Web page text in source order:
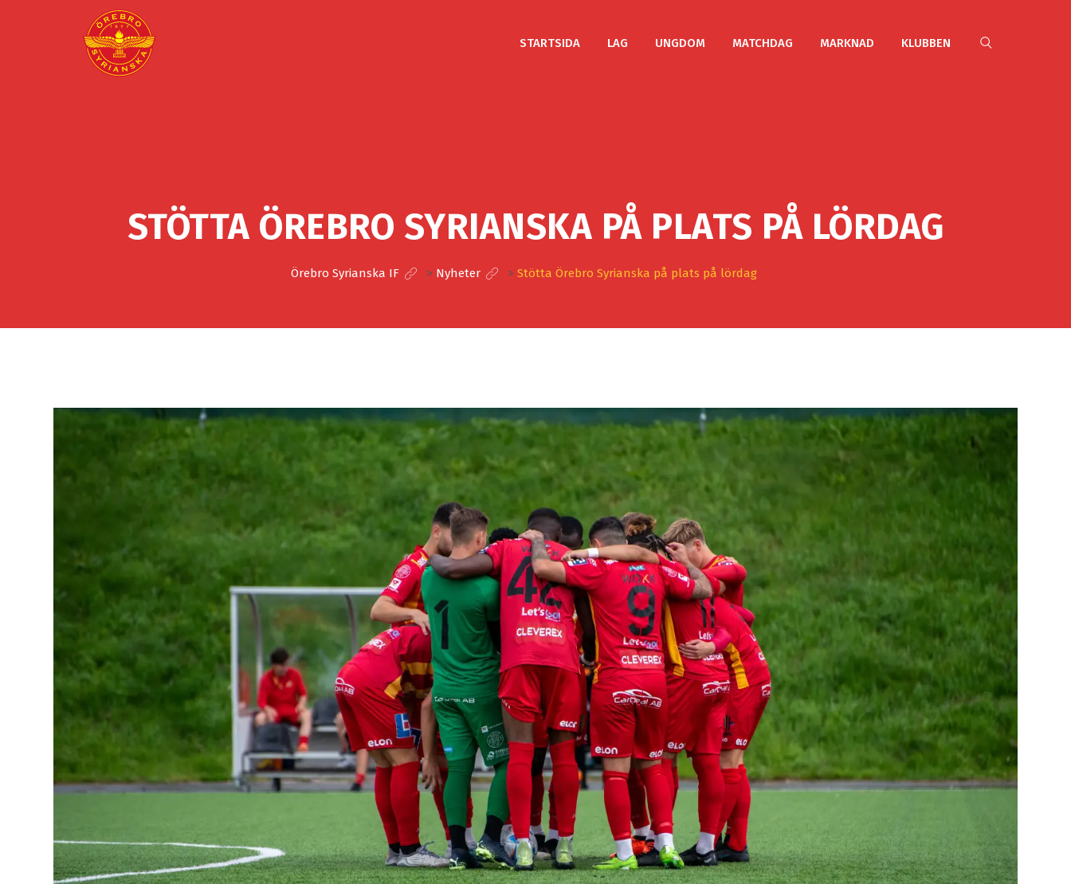
STARTSIDA LAG UNGDOM MATCHDAG MARKNAD KLUBBEN
STÖTTA ÖREBRO SYRIANSKA PÅ PLATS PÅ LÖRDAG
Örebro Syrianska IF > Nyheter > Stötta Örebro Syrianska på plats på lördag